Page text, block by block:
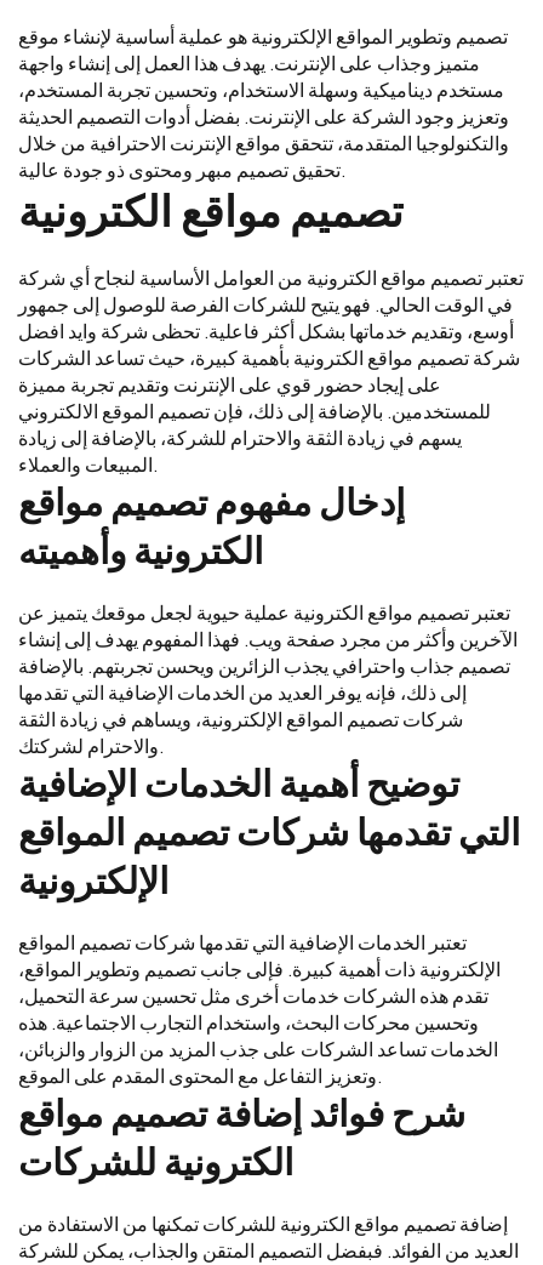
تصميم وتطوير المواقع الإلكترونية هو عملية أساسية لإنشاء موقع
متميز وجذاب على الإنترنت. يهدف هذا العمل إلى إنشاء واجهة
مستخدم ديناميكية وسهلة الاستخدام، وتحسين تجربة المستخدم،
وتعزيز وجود الشركة على الإنترنت. بفضل أدوات التصميم الحديثة
والتكنولوجيا المتقدمة، تتحقق مواقع الإنترنت الاحترافية من خلال
تحقيق تصميم مبهر ومحتوى ذو جودة عالية.
تصميم مواقع الكترونية
تعتبر تصميم مواقع الكترونية من العوامل الأساسية لنجاح أي شركة
في الوقت الحالي. فهو يتيح للشركات الفرصة للوصول إلى جمهور
أوسع، وتقديم خدماتها بشكل أكثر فاعلية. تحظى شركة وايد افضل
شركة تصميم مواقع الكترونية بأهمية كبيرة، حيث تساعد الشركات
على إيجاد حضور قوي على الإنترنت وتقديم تجربة مميزة
للمستخدمين. بالإضافة إلى ذلك، فإن تصميم الموقع الالكتروني
يسهم في زيادة الثقة والاحترام للشركة، بالإضافة إلى زيادة
المبيعات والعملاء.
إدخال مفهوم تصميم مواقع
الكترونية وأهميته
تعتبر تصميم مواقع الكترونية عملية حيوية لجعل موقعك يتميز عن
الآخرين وأكثر من مجرد صفحة ويب. فهذا المفهوم يهدف إلى إنشاء
تصميم جذاب واحترافي يجذب الزائرين ويحسن تجربتهم. بالإضافة
إلى ذلك، فإنه يوفر العديد من الخدمات الإضافية التي تقدمها
شركات تصميم المواقع الإلكترونية، ويساهم في زيادة الثقة
والاحترام لشركتك.
توضيح أهمية الخدمات الإضافية
التي تقدمها شركات تصميم المواقع
الإلكترونية
تعتبر الخدمات الإضافية التي تقدمها شركات تصميم المواقع
الإلكترونية ذات أهمية كبيرة. فإلى جانب تصميم وتطوير المواقع،
تقدم هذه الشركات خدمات أخرى مثل تحسين سرعة التحميل،
وتحسين محركات البحث، واستخدام التجارب الاجتماعية. هذه
الخدمات تساعد الشركات على جذب المزيد من الزوار والزبائن،
وتعزيز التفاعل مع المحتوى المقدم على الموقع.
شرح فوائد إضافة تصميم مواقع
الكترونية للشركات
إضافة تصميم مواقع الكترونية للشركات تمكنها من الاستفادة من
العديد من الفوائد. فبفضل التصميم المتقن والجذاب، يمكن للشركة